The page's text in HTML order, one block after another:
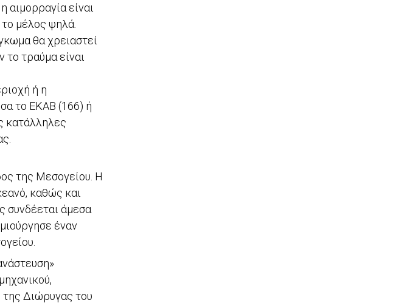
είναι
μέλος ψηλά.
θα χρειαστεί
το τραύμα είναι
ή η
το ΕΚΑΒ (166) ή
κατάλληλες
της Μεσογείου. Η
καθώς και
συνδέεται άμεσα
έναν
Διώρυγας του